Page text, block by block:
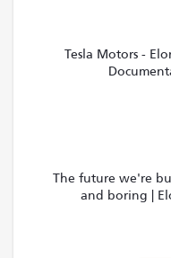
Tesla Motors -
The future we're
and boring |